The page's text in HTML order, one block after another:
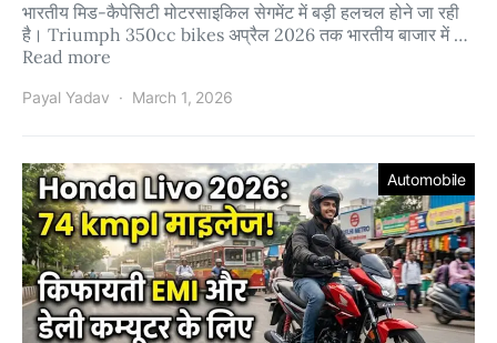
भारतीय मिड-कैपेसिटी मोटरसाइकिल सेगमेंट में बड़ी हलचल होने जा रही
है। Triumph 350cc bikes अप्रैल 2026 तक भारतीय बाजार में …
Read more
Payal Yadav March 1, 2026
Automobile